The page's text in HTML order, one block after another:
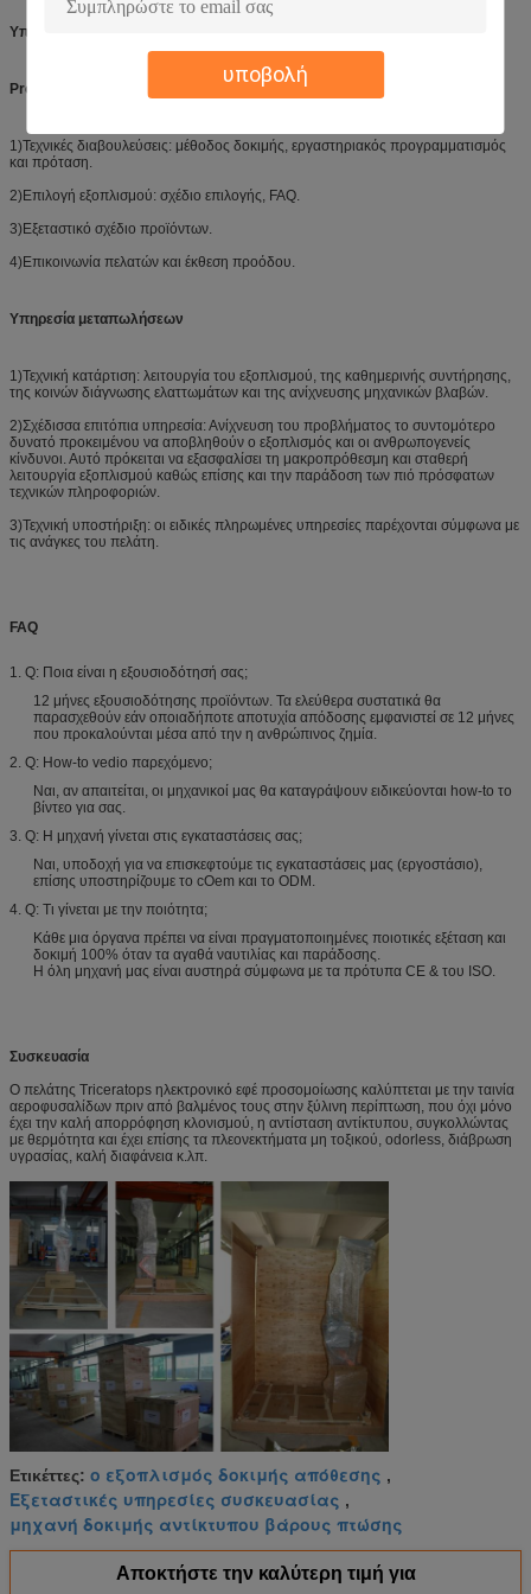
υποβολή
Υπηρεσία
Pre-Sales υπηρεσία
1)Τεχνικές διαβουλεύσεις: μέθοδος δοκιμής, εργαστηριακός προγραμματισμός
και πρόταση.
2)Επιλογή εξοπλισμού: σχέδιο επιλογής, FAQ.
3)Εξεταστικό σχέδιο προϊόντων.
4)Επικοινωνία πελατών και έκθεση προόδου.
Υπηρεσία μεταπωλήσεων
1)Τεχνική κατάρτιση: λειτουργία του εξοπλισμού, της καθημερινής συντήρησης,
της κοινών διάγνωσης ελαττωμάτων και της ανίχνευσης μηχανικών βλαβών.
2)Σχέδισσα επιτόπια υπηρεσία: Ανίχνευση του προβλήματος το συντομότερο
δυνατό προκειμένου να αποβληθούν ο εξοπλισμός και οι ανθρωπογενείς
κίνδυνοι. Αυτό πρόκειται να εξασφαλίσει τη μακροπρόθεσμη και σταθερή
λειτουργία εξοπλισμού καθώς επίσης και την παράδοση των πιό πρόσφατων
τεχνικών πληροφοριών.
3)Τεχνική υποστήριξη: οι ειδικές πληρωμένες υπηρεσίες παρέχονται σύμφωνα με
τις ανάγκες του πελάτη.
FAQ
1. Q: Ποια είναι η εξουσιοδότησή σας;
12 μήνες εξουσιοδότησης προϊόντων. Τα ελεύθερα συστατικά θα
παρασχεθούν εάν οποιαδήποτε αποτυχία απόδοσης εμφανιστεί σε 12 μήνες
που προκαλούνται μέσα από την η ανθρώπινος ζημία.
2. Q: How-to vedio παρεχόμενο;
Ναι, αν απαιτείται, οι μηχανικοί μας θα καταγράψουν ειδικεύονται how-to το
βίντεο για σας.
3. Q: Η μηχανή γίνεται στις εγκαταστάσεις σας;
Ναι, υποδοχή για να επισκεφτούμε τις εγκαταστάσεις μας (εργοστάσιο),
επίσης υποστηρίζουμε το cOem και το ODM.
4. Q: Τι γίνεται με την ποιότητα;
Κάθε μια όργανα πρέπει να είναι πραγματοποιημένες ποιοτικές εξέταση και
δοκιμή 100% όταν τα αγαθά ναυτιλίας και παράδοσης.
Η όλη μηχανή μας είναι αυστηρά σύμφωνα με τα πρότυπα CE & του ISO.
Συσκευασία
Ο πελάτης Triceratops ηλεκτρονικό εφέ προσομοίωσης καλύπτεται με την ταινία
αεροφυσαλίδων πριν από βαλμένος τους στην ξύλινη περίπτωση, που όχι μόνο
έχει την καλή απορρόφηση κλονισμού, η αντίσταση αντίκτυπου, συγκολλώντας
με θερμότητα και έχει επίσης τα πλεονεκτήματα μη τοξικού, odorless, διάβρωση
υγρασίας, καλή διαφάνεια κ.λπ.
Ετικέττες: ο εξοπλισμός δοκιμής απόθεσης ,
Εξεταστικές υπηρεσίες συσκευασίας ,
μηχανή δοκιμής αντίκτυπου βάρους πτώσης
Αποκτήστε την καλύτερη τιμή για